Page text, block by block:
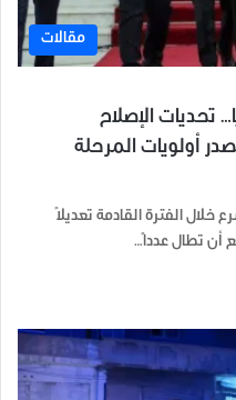
مقالات
الإصلاح
أولويات المرحلة
الفترة القادمة تعديلاً
أن تطال عدداً…